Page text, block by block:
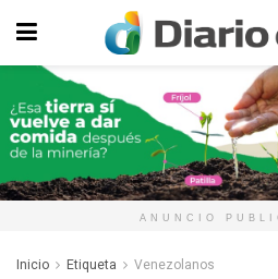
ANUNCIO
Inicio Etiqueta Venezolanos